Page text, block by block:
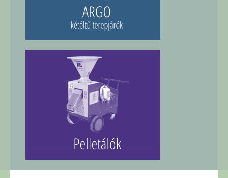
ARGO KÉTÉLTŰ TEREPJÁRÓK
PELLETÁLÓK